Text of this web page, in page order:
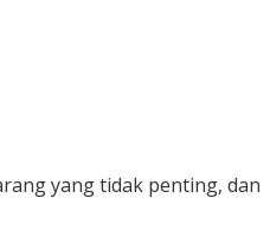
yang tidak penting, dan